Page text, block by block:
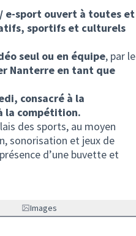
e-sport ouvert à toutes et
sportifs et culturels
seul ou en équipe, par le
Nanterre en tant que
consacré à la
la compétition.
des sports, au moyen
sonorisation et jeux de
d’une buvette et
Images